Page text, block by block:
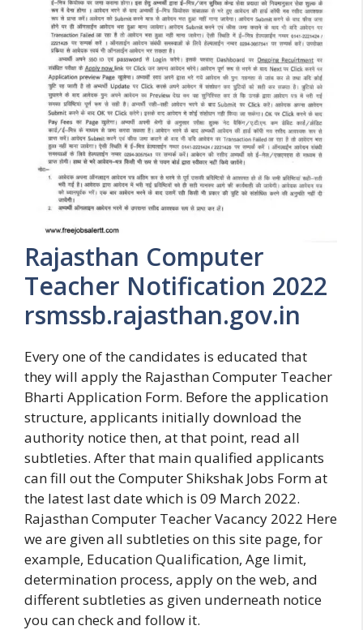
Rajasthan Computer
Teacher Notification 2022
rsmssb.rajasthan.gov.in
Every one of the candidates is educated that
they will apply the Rajasthan Computer Teacher
Bharti Application Form. Before the application
structure, applicants initially download the
authority notice then, at that point, read all
subtleties. After that main qualified applicants
can fill out the Computer Shikshak Jobs Form at
the latest last date which is 09 March 2022.
Rajasthan Computer Teacher Vacancy 2022 Here
we are given all subtleties on this site page, for
example, Education Qualification, Age limit,
determination process, apply on the web, and
different subtleties as given underneath notice
you can check and follow it.